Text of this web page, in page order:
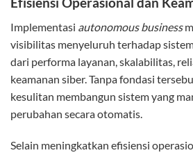
Implementasi autonomous business
visibilitas menyeluruh terhadap
dari performa layanan, skalabilitas,
keamanan siber. Tanpa fondasi
kesulitan membangun sistem yang
perubahan secara otomatis.
Selain meningkatkan efisiensi